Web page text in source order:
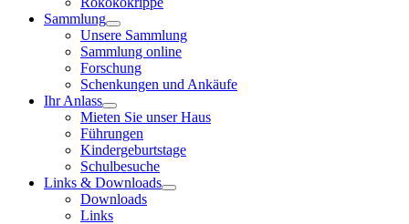
Sammlung
Unsere Sammlung
Sammlung online
Forschung
Schenkungen und Ankäufe
Ihr Anlass
Mieten Sie unser Haus
Führungen
Kindergeburtstage
Schulbesuche
Links & Downloads
Downloads
Links